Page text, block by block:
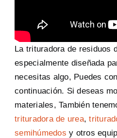
La trituradora de residuos
especialmente diseñada
necesitas algo, Puedes
continuación. Si deseas
materiales, También
trituradora de urea,
semihúmedos y otros